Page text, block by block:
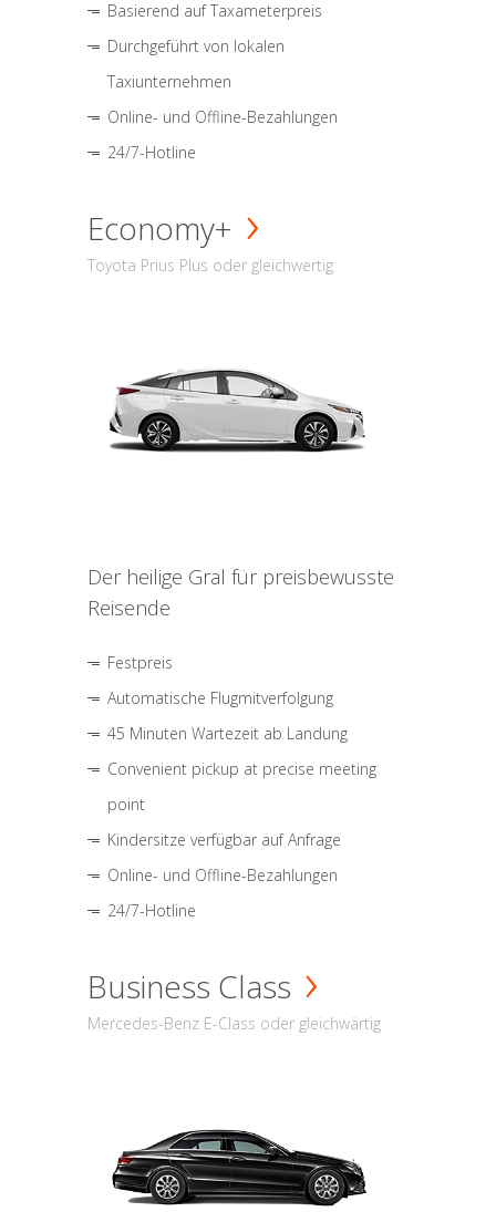
Basierend auf Taxameterpreis
Durchgeführt von lokalen
Taxiunternehmen
Online- und Offline-Bezahlungen
24/7-Hotline
Economy+
Toyota Prius Plus oder gleichwertig
Der heilige Gral für preisbewusste
Reisende
Festpreis
Automatische Flugmitverfolgung
45 Minuten Wartezeit ab Landung
Convenient pickup at precise meeting
point
Kindersitze verfügbar auf Anfrage
Online- und Offline-Bezahlungen
24/7-Hotline
Business Class
Mercedes-Benz E-Class oder gleichwärtig